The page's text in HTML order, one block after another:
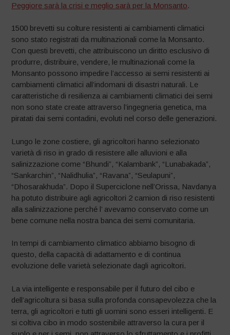
Peggiore sarà la crisi e meglio sarà per la Monsanto.
1500 brevetti su colture resistenti ai cambiamenti climatici
sono stato registrati da multinazionali come la Monsanto.
Con questi brevetti, che attribuiscono un diritto esclusivo di
produrre, distribuire, vendere, le multinazionali come la
Monsanto possono impedire l’accesso ai semi resistenti ai
cambiamenti climatici all’indomani di disastri naturali. Le
caratteristiche di resilienza ai cambiamenti climatici dei semi
non sono state create attraverso l’ingegneria genetica, ma
piratati dai semi contadini, evoluti nel corso delle generazioni.
Lungo le zone costiere, gli agricoltori hanno selezionato
varietà di riso in grado di resistere alle alluvioni e alla
salinizzazione come “Bhundi”, “Kalambank”, “Lunabakada”,
“Sankarchin”, “Nalidhulia”, “Ravana”, “Seulapuni”,
“Dhosarakhuda”. Dopo il Superciclone nell’Orissa, Navdanya
ha potuto distribuire agli agricoltori 2 camion di riso resistenti
alla salinizzazione perché l’ avevamo conservato come un
bene comune nella nostra banca dei semi comunitaria.
In tempi di cambiamento climatico abbiamo bisogno di
questo, della capacità di adattamento e di continua
evoluzione delle varietà selezionate dagli agricoltori.
La via intelligente e responsabile per il futuro del cibo e
dell’agricoltura si basa sulla profonda consapevolezza che la
terra, gli agricoltori e tutti gli uomini sono esseri intelligenti. E
si coltiva cibo in modo sostenibile attraverso la cura per il